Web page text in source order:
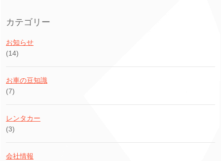
カテゴリー
お知らせ
(14)
お車の豆知識
(7)
レンタカー
(3)
会社情報